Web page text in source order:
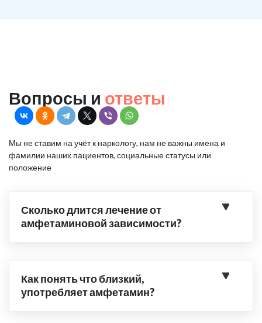
Вопросы и ответы
Мы не ставим на учёт к наркологу, нам не важны имена и
фамилии наших пациентов, социальные статусы или
положение
Сколько длится лечение от
амфетаминовой зависимости?
Как понять что близкий,
употребляет амфетамин?